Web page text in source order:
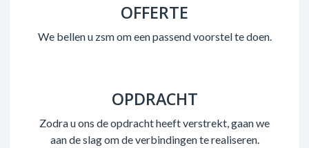
OFFERTE
We bellen u zsm om een passend voorstel te doen.
OPDRACHT
Zodra u ons de opdracht heeft verstrekt, gaan we
aan de slag om de verbindingen te realiseren.